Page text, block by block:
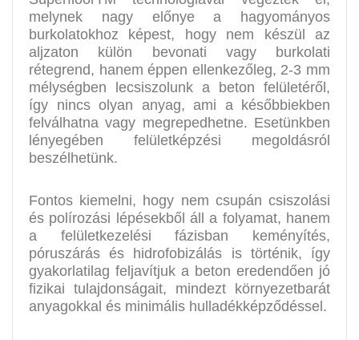
melynek nagy előnye a hagyományos
burkolatokhoz képest, hogy nem készül az
aljzaton külön bevonati vagy burkolati
rétegrend, hanem éppen ellenkezőleg, 2-3 mm
mélységben lecsiszolunk a beton felületéről,
így nincs olyan anyag, ami a későbbiekben
felválhatna vagy megrepedhetne. Esetünkben
lényegében felületképzési megoldásról
beszélhetünk.
Fontos kiemelni, hogy nem csupán csiszolási
és polírozási lépésekből áll a folyamat, hanem
a felületkezelési fázisban keményítés,
póruszárás és hidrofobizálás is történik, így
gyakorlatilag feljavítjuk a beton eredendően jó
fizikai tulajdonságait, mindezt környezetbarát
anyagokkal és minimális hulladékképződéssel.